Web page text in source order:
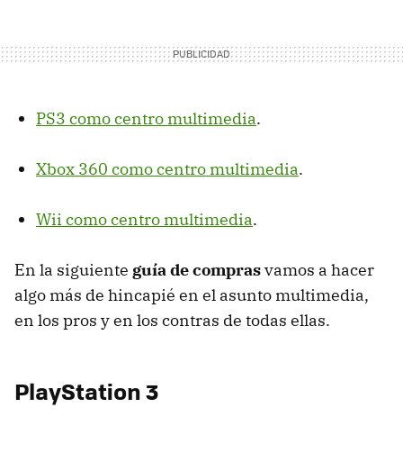
PS3 como centro multimedia.
Xbox 360 como centro multimedia.
Wii como centro multimedia.
En la siguiente guía de comprasvamos a hacer
algo más de hincapié en el asunto multimedia,
en los pros y en los contras de todas ellas.
PlayStation 3